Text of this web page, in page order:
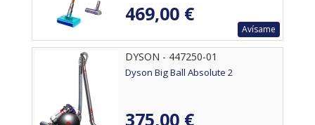
469,00 €
Avísame
DYSON - 447250-01
Dyson Big Ball Absolute 2
375,00 €